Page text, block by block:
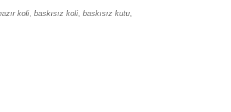
koli, baskısız koli, baskısız kutu,